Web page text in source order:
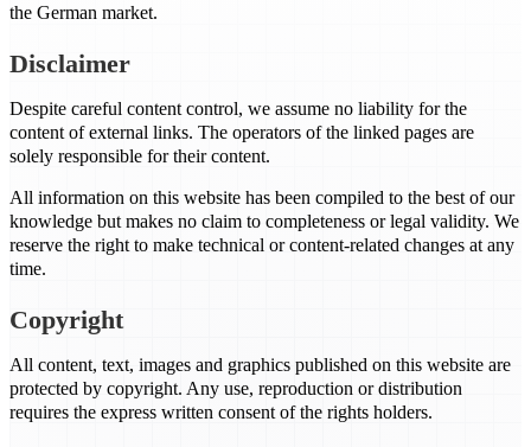
the German market.
Disclaimer
Despite careful content control, we assume no liability for the
content of external links. The operators of the linked pages are
solely responsible for their content.
All information on this website has been compiled to the best of our
knowledge but makes no claim to completeness or legal validity. We
reserve the right to make technical or content-related changes at any
time.
Copyright
All content, text, images and graphics published on this website are
protected by copyright. Any use, reproduction or distribution
requires the express written consent of the rights holders.